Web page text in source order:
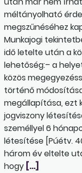
méltányolható
megszűnéséhez
Munkajogi
idő letelte után a
lehetőség:– a
közös
történő
megállapítása, ezt
jogviszony
személlyel 6
létesítése [Púétv.
három év eltelte
hogy […]